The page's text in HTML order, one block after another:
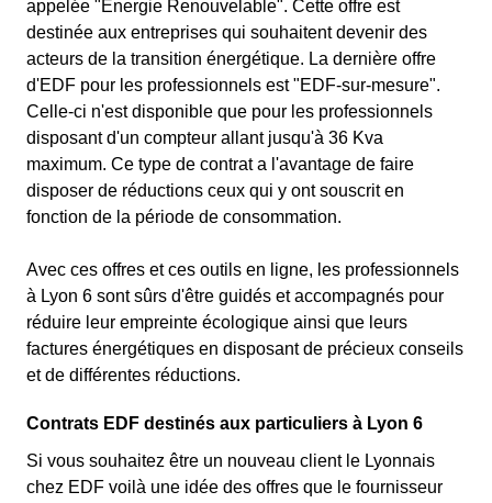
appelée "Énergie Renouvelable". Cette offre est
destinée aux entreprises qui souhaitent devenir des
acteurs de la transition énergétique. La dernière offre
d'EDF pour les professionnels est "EDF-sur-mesure".
Celle-ci n'est disponible que pour les professionnels
disposant d'un compteur allant jusqu'à 36 Kva
maximum. Ce type de contrat a l'avantage de faire
disposer de réductions ceux qui y ont souscrit en
fonction de la période de consommation.
Avec ces offres et ces outils en ligne, les professionnels
à Lyon 6 sont sûrs d'être guidés et accompagnés pour
réduire leur empreinte écologique ainsi que leurs
factures énergétiques en disposant de précieux conseils
et de différentes réductions.
Contrats EDF destinés aux particuliers à Lyon 6
Si vous souhaitez être un nouveau client le Lyonnais
chez EDF voilà une idée des offres que le fournisseur